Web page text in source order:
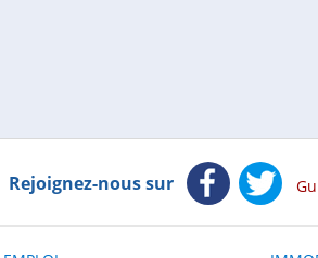
Rejoignez-nous sur